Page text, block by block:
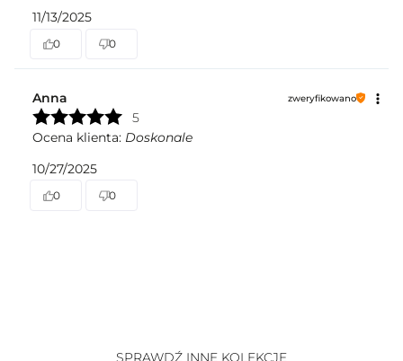
11/13/2025
0 0
Anna zweryfikowano
5
Ocena klienta: Doskonale
10/27/2025
0 0
SPRAWDŹ INNE KOLEKCJE